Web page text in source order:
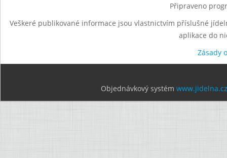
Připraveno
Veškeré publikované informace jsou vlastnictvím příslušné
aplikace do
Zásady
Objednávkový systém www.jidelna.cz